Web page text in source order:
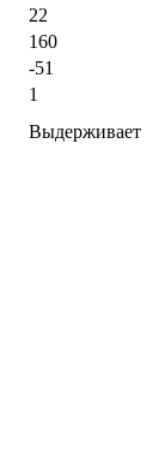
22
160
-51
1
Выдерживает